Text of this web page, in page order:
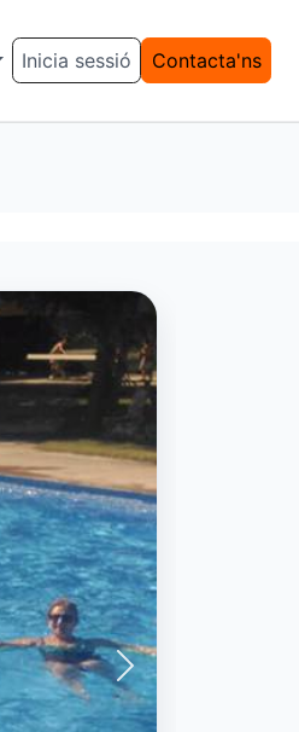
Inicia sessió Contacta'ns